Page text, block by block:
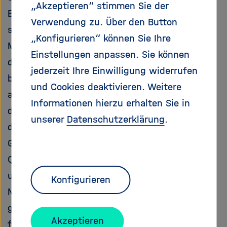
Elektronenpakete auf hohe Energien und
schicken die Teilchen durch spezielle
Magnetstrukturen. Diese Undulatoren zwingen
die Elektronen auf einen Slalomkurs und
bringen sie dazu, hochintensive Lichtblitze
auszusenden. Mit diesen Blitzen lassen sich
die unterschiedlichsten Materialien höchst
detailliert untersuchen – Biomoleküle für die
Gesundheitsforschung zum Beispiel, aber auch
Quantenmaterialien für die Energieversorgung
und für die Computer von morgen oder
Nanoteilchen, die als Katalysatoren für eine
grüne Chemie oder als neue Energiematerialien
fungieren. Leistungsstarke Lichtquellen dienen
„Akzeptieren“ stimmen Sie der
Verwendung zu. Über den Button
„Konfigurieren“ können Sie Ihre
Einstellungen anpassen. Sie können
jederzeit Ihre Einwilligung widerrufen
und Cookies deaktivieren. Weitere
Informationen hierzu erhalten Sie in
unserer Datenschutzerklärung.
Konfigurieren
Akzeptieren